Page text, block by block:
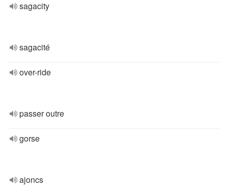
sagacity
sagacité
over-ride
passer outre
gorse
ajoncs